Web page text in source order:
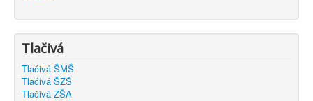
Tlačivá
Tlačivá ŠMŠ
Tlačivá ŠZŠ
Tlačivá ZŠA